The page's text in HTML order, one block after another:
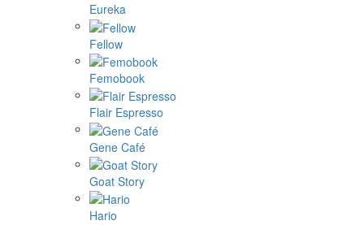
Eureka
Fellow
Femobook
Flair Espresso
Gene Café
Goat Story
Hario